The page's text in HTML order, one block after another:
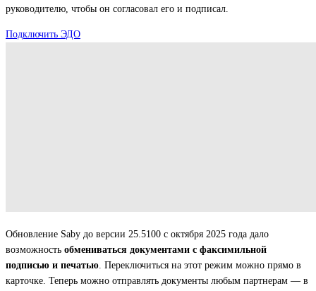
руководителю, чтобы он согласовал его и подписал.
Подключить ЭДО
Обновление Saby до версии 25.5100 с октября 2025 года дало
возможность обмениваться документами с факсимильной
подписью и печатью. Переключиться на этот режим можно прямо в
карточке. Теперь можно отправлять документы любым партнерам — в